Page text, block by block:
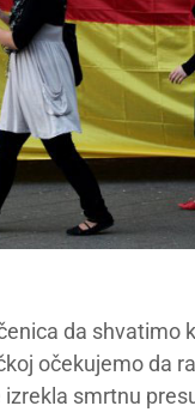
da shvatimo
očekujemo da
smrtnu